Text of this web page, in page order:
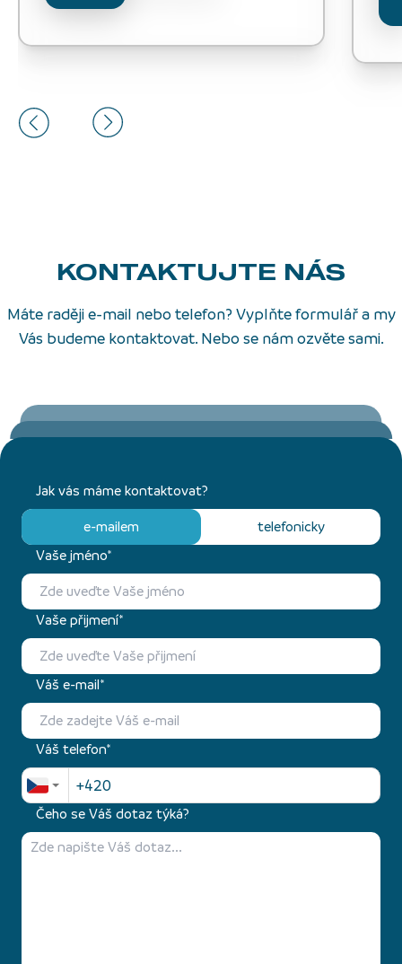
KONTAKTUJTE NÁS
Máte raději e-mail nebo telefon? Vyplňte formulář a my
Vás budeme kontaktovat. Nebo se nám ozvěte sami.
Jak vás máme kontaktovat?
e-mailem
telefonicky
Vaše jméno*
Vaše přijmení*
Váš e-mail*
Váš telefon*
Čeho se Váš dotaz týká?